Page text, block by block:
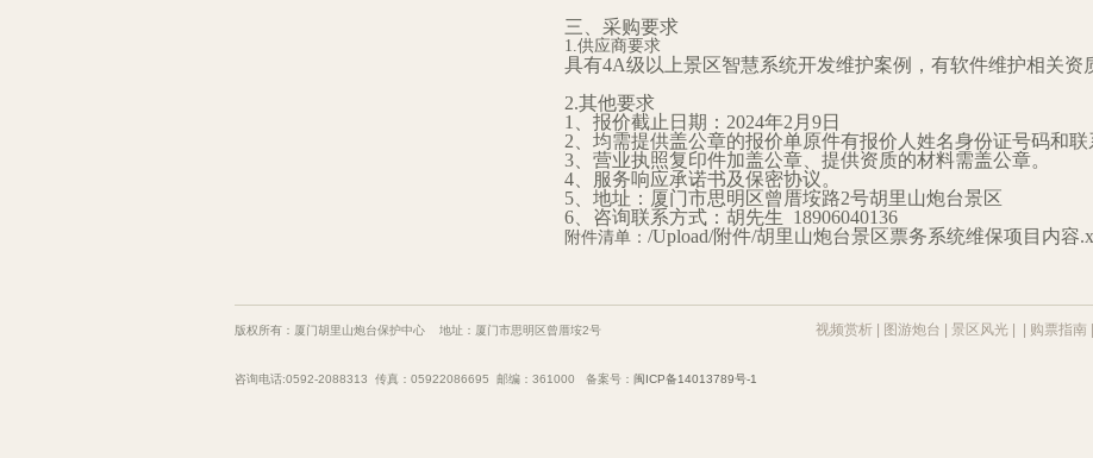
三、采购要求
1.供应商要求
具有4A级以上景区智慧系统开发维护案例，有软件维护相关资
2.其他要求
1
、报价截止日期： 2024年2月9日
2 、均需提供盖公章的报价单原件有报价人姓名身份证号码和联
3 、营业执照复印件加盖公章
提供资质的材料需盖公章。
4 、服务响应承诺书及保密协议。
5 、地址：厦门市思明区曾厝垵路2号胡里山炮台景区
6 、咨询联系方式：胡先生 18906040136
附件清单： /Upload/附件/胡里山炮台景区票务系统维保项目内容
版权所有：厦门胡里山炮台保护中心 地址：厦门市思明区曾厝垵2号
咨询电话:0592-2088313 传真：05922086695 邮编：361000 备案号： 闽ICP备14013789号-1
视频赏析 图游炮台 景区风光 购票指南